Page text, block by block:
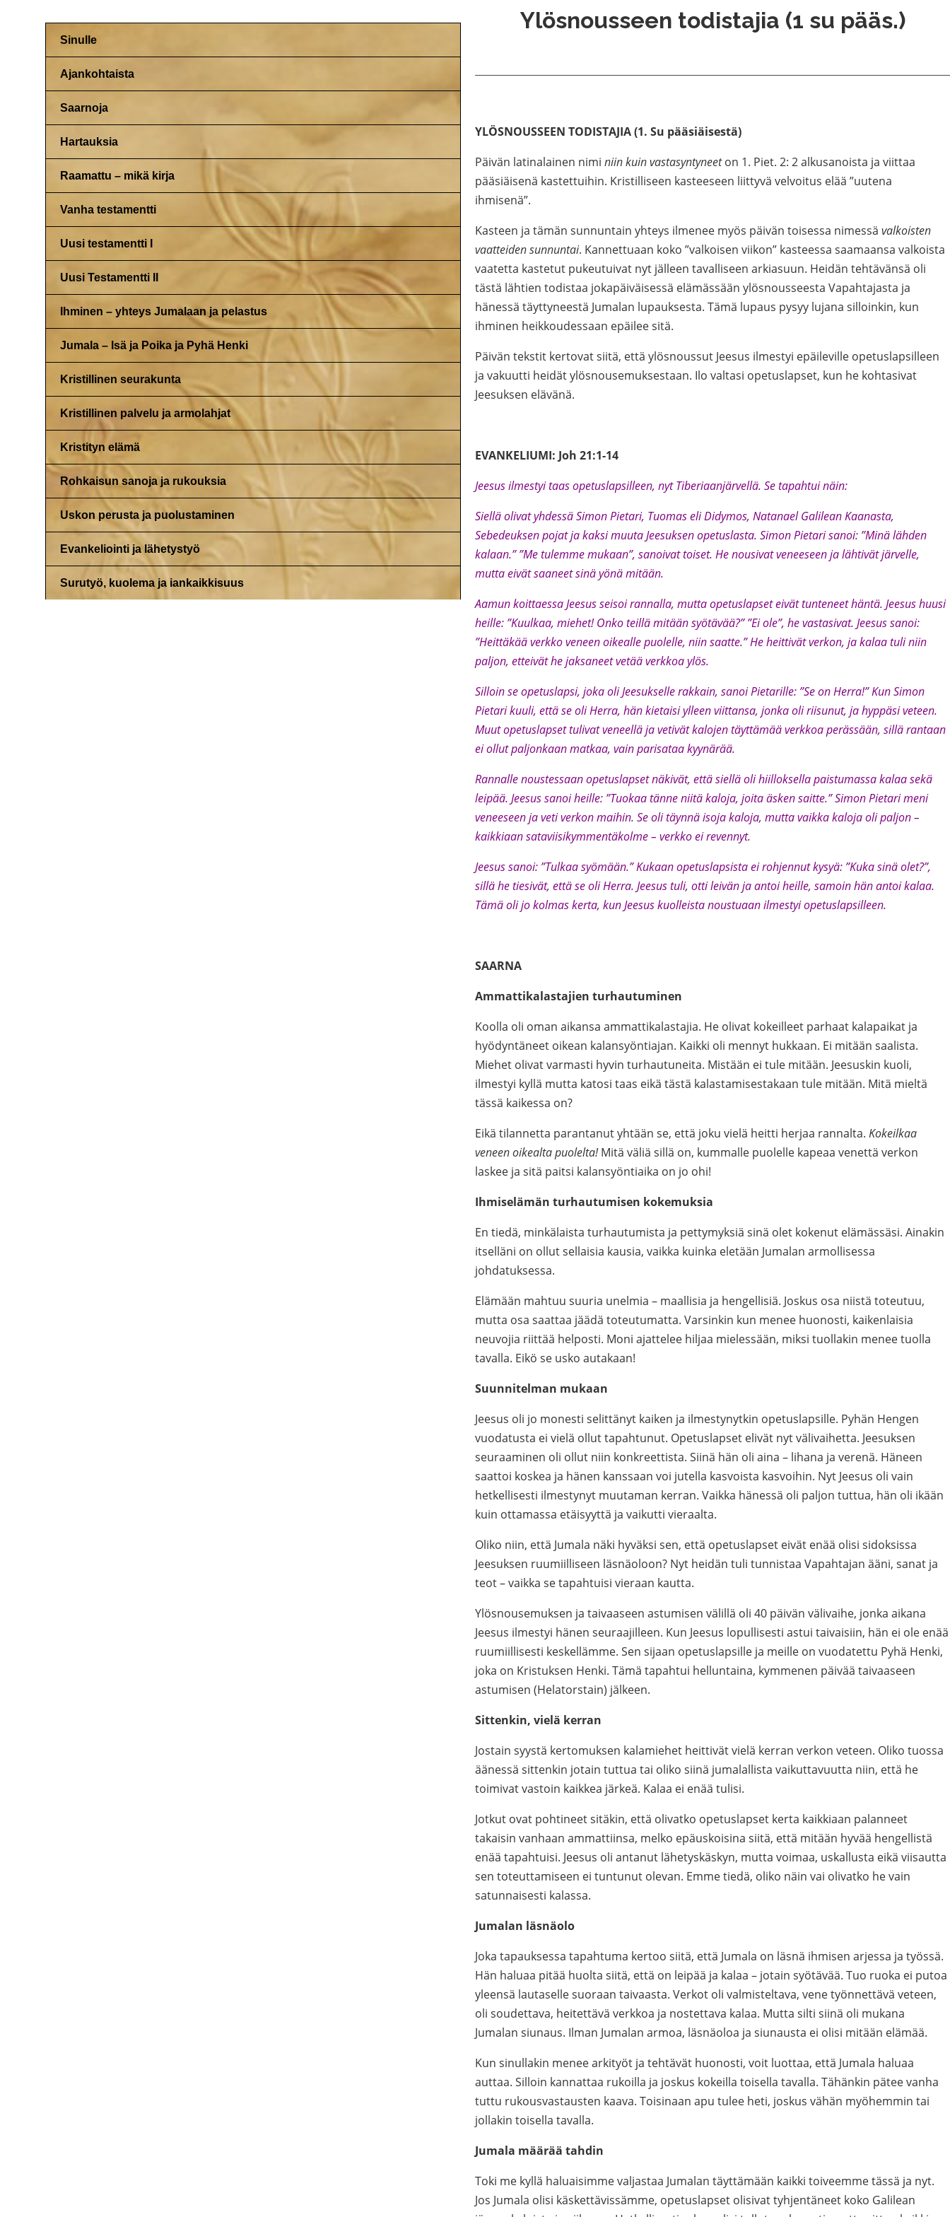
Sinulle
Ajankohtaista
Saarnoja
Hartauksia
Raamattu – mikä kirja
Vanha testamentti
Uusi testamentti I
Uusi Testamentti II
Ihminen – yhteys Jumalaan ja pelastus
Jumala – Isä ja Poika ja Pyhä Henki
Kristillinen seurakunta
Kristillinen palvelu ja armolahjat
Kristityn elämä
Rohkaisun sanoja ja rukouksia
Uskon perusta ja puolustaminen
Evankeliointi ja lähetystyö
Surutyö, kuolema ja iankaikkisuus
Ylösnousseen todistajia (1 su pääs.)
YLÖSNOUSSEEN TODISTAJIA (1. Su pääsiäisestä)
Päivän latinalainen nimi niin kuin vastasyntyneeton 1. Piet. 2: 2 alkusanoista ja viittaa
pääsiäisenä kastettuihin. Kristilliseen kasteeseen liittyvä velvoitus elää ”uutena
ihmisenä”.
Kasteen ja tämän sunnuntain yhteys ilmenee myös päivän toisessa nimessä valkoisten
vaatteiden sunnuntai. Kannettuaan koko ”valkoisen viikon” kasteessa saamaansa valkoista
vaatetta kastetut pukeutuivat nyt jälleen tavalliseen arkiasuun. Heidän tehtävänsä oli
tästä lähtien todistaa jokapäiväisessä elämässään ylösnousseesta Vapahtajasta ja
hänessä täyttyneestä Jumalan lupauksesta. Tämä lupaus pysyy lujana silloinkin, kun
ihminen heikkoudessaan epäilee sitä.
Päivän tekstit kertovat siitä, että ylösnoussut Jeesus ilmestyi epäileville opetuslapsilleen
ja vakuutti heidät ylösnousemuksestaan. Ilo valtasi opetuslapset, kun he kohtasivat
Jeesuksen elävänä.
EVANKELIUMI: Joh 21:1-14
Jeesus ilmestyi taas opetuslapsilleen, nyt Tiberiaanjärvellä. Se tapahtui näin:
Siellä olivat yhdessä Simon Pietari, Tuomas eli Didymos, Natanael Galilean Kaanasta,
Sebedeuksen pojat ja kaksi muuta Jeesuksen opetuslasta. Simon Pietari sanoi: ”Minä lähden
kalaan.” ”Me tulemme mukaan”, sanoivat toiset. He nousivat veneeseen ja lähtivät järvelle,
mutta eivät saaneet sinä yönä mitään.
Aamun koittaessa Jeesus seisoi rannalla, mutta opetuslapset eivät tunteneet häntä. Jeesus huusi
heille: ”Kuulkaa, miehet! Onko teillä mitään syötävää?” ”Ei ole”, he vastasivat. Jeesus sanoi:
”Heittäkää verkko veneen oikealle puolelle, niin saatte.” He heittivät verkon, ja kalaa tuli niin
paljon, etteivät he jaksaneet vetää verkkoa ylös.
Silloin se opetuslapsi, joka oli Jeesukselle rakkain, sanoi Pietarille: ”Se on Herra!” Kun Simon
Pietari kuuli, että se oli Herra, hän kietaisi ylleen viittansa, jonka oli riisunut, ja hyppäsi veteen.
Muut opetuslapset tulivat veneellä ja vetivät kalojen täyttämää verkkoa perässään, sillä rantaan
ei ollut paljonkaan matkaa, vain parisataa kyynärää.
Rannalle noustessaan opetuslapset näkivät, että siellä oli hiilloksella paistumassa kalaa sekä
leipää. Jeesus sanoi heille: ”Tuokaa tänne niitä kaloja, joita äsken saitte.” Simon Pietari meni
veneeseen ja veti verkon maihin. Se oli täynnä isoja kaloja, mutta vaikka kaloja oli paljon –
kaikkiaan sataviisikymmentäkolme – verkko ei revennyt.
Jeesus sanoi: ”Tulkaa syömään.” Kukaan opetuslapsista ei rohjennut kysyä: ”Kuka sinä olet?”,
sillä he tiesivät, että se oli Herra. Jeesus tuli, otti leivän ja antoi heille, samoin hän antoi kalaa.
Tämä oli jo kolmas kerta, kun Jeesus kuolleista noustuaan ilmestyi opetuslapsilleen.
SAARNA
Ammattikalastajien turhautuminen
Koolla oli oman aikansa ammattikalastajia. He olivat kokeilleet parhaat kalapaikat ja
hyödyntäneet oikean kalansyöntiajan. Kaikki oli mennyt hukkaan. Ei mitään saalista.
Miehet olivat varmasti hyvin turhautuneita. Mistään ei tule mitään. Jeesuskin kuoli,
ilmestyi kyllä mutta katosi taas eikä tästä kalastamisestakaan tule mitään. Mitä mieltä
tässä kaikessa on?
Eikä tilannetta parantanut yhtään se, että joku vielä heitti herjaa rannalta. Kokeilkaa
veneen oikealta puolelta!Mitä väliä sillä on, kummalle puolelle kapeaa venettä verkon
laskee ja sitä paitsi kalansyöntiaika on jo ohi!
Ihmiselämän turhautumisen kokemuksia
En tiedä, minkälaista turhautumista ja pettymyksiä sinä olet kokenut elämässäsi. Ainakin
itselläni on ollut sellaisia kausia, vaikka kuinka eletään Jumalan armollisessa
johdatuksessa.
Elämään mahtuu suuria unelmia – maallisia ja hengellisiä. Joskus osa niistä toteutuu,
mutta osa saattaa jäädä toteutumatta. Varsinkin kun menee huonosti, kaikenlaisia
neuvojia riittää helposti. Moni ajattelee hiljaa mielessään, miksi tuollakin menee tuolla
tavalla. Eikö se usko autakaan!
Suunnitelman mukaan
Jeesus oli jo monesti selittänyt kaiken ja ilmestynytkin opetuslapsille. Pyhän Hengen
vuodatusta ei vielä ollut tapahtunut. Opetuslapset elivät nyt välivaihetta. Jeesuksen
seuraaminen oli ollut niin konkreettista. Siinä hän oli aina – lihana ja verenä. Häneen
saattoi koskea ja hänen kanssaan voi jutella kasvoista kasvoihin. Nyt Jeesus oli vain
hetkellisesti ilmestynyt muutaman kerran. Vaikka hänessä oli paljon tuttua, hän oli ikään
kuin ottamassa etäisyyttä ja vaikutti vieraalta.
Oliko niin, että Jumala näki hyväksi sen, että opetuslapset eivät enää olisi sidoksissa
Jeesuksen ruumiilliseen läsnäoloon? Nyt heidän tuli tunnistaa Vapahtajan ääni, sanat ja
teot – vaikka se tapahtuisi vieraan kautta.
Ylösnousemuksen ja taivaaseen astumisen välillä oli 40 päivän välivaihe, jonka aikana
Jeesus ilmestyi hänen seuraajilleen. Kun Jeesus lopullisesti astui taivaisiin, hän ei ole enää
ruumiillisesti keskellämme. Sen sijaan opetuslapsille ja meille on vuodatettu Pyhä Henki,
joka on Kristuksen Henki. Tämä tapahtui helluntaina, kymmenen päivää taivaaseen
astumisen (Helatorstain) jälkeen.
Sittenkin, vielä kerran
Jostain syystä kertomuksen kalamiehet heittivät vielä kerran verkon veteen. Oliko tuossa
äänessä sittenkin jotain tuttua tai oliko siinä jumalallista vaikuttavuutta niin, että he
toimivat vastoin kaikkea järkeä. Kalaa ei enää tulisi.
Jotkut ovat pohtineet sitäkin, että olivatko opetuslapset kerta kaikkiaan palanneet
takaisin vanhaan ammattiinsa, melko epäuskoisina siitä, että mitään hyvää hengellistä
enää tapahtuisi. Jeesus oli antanut lähetyskäskyn, mutta voimaa, uskallusta eikä viisautta
sen toteuttamiseen ei tuntunut olevan. Emme tiedä, oliko näin vai olivatko he vain
satunnaisesti kalassa.
Jumalan läsnäolo
Joka tapauksessa tapahtuma kertoo siitä, että Jumala on läsnä ihmisen arjessa ja työssä.
Hän haluaa pitää huolta siitä, että on leipää ja kalaa – jotain syötävää. Tuo ruoka ei putoa
yleensä lautaselle suoraan taivaasta. Verkot oli valmisteltava, vene työnnettävä veteen,
oli soudettava, heitettävä verkkoa ja nostettava kalaa. Mutta silti siinä oli mukana
Jumalan siunaus. Ilman Jumalan armoa, läsnäoloa ja siunausta ei olisi mitään elämää.
Kun sinullakin menee arkityöt ja tehtävät huonosti, voit luottaa, että Jumala haluaa
auttaa. Silloin kannattaa rukoilla ja joskus kokeilla toisella tavalla. Tähänkin pätee vanha
tuttu rukousvastausten kaava. Toisinaan apu tulee heti, joskus vähän myöhemmin tai
jollakin toisella tavalla.
Jumala määrää tahdin
Toki me kyllä haluaisimme valjastaa Jumalan täyttämään kaikki toiveemme tässä ja nyt.
Jos Jumala olisi käskettävissämme, opetuslapset olisivat tyhjentäneet koko Galilean